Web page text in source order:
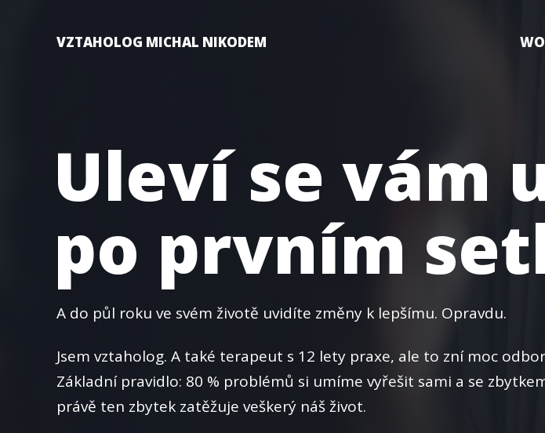
VZTAHOLOG MICHAL NIKODEM
Uleví se vám
po prvním
A do půl roku ve svém životě uvidíte změny k lepšímu. Opravdu.
Jsem vztaholog. A také terapeut s 12 lety praxe, ale to zní moc
Základní pravidlo: 80 % problémů si umíme vyřešit sami a se
právě ten zbytek zatěžuje veškerý náš život.